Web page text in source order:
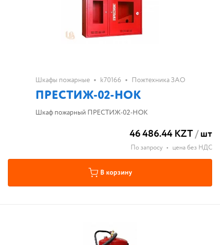
Шкафы пожарные • k70166 • Пожтехника ЗАО
ПРЕСТИЖ-02-НОК
Шкаф пожарный ПРЕСТИЖ-02-НОК
46 486.44 KZT/шт
По запросу • цена без НДС
В корзину